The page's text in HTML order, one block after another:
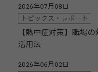
2026年07月08日
トピックス・レポート
【熱中症対策】職場
活用法
2026年06月02日